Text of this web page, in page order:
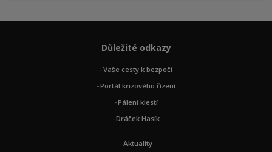
Důležité odkazy
Vaše cesty k bezpečí
Portál krizového řízení
Pálení klestí
Dráček Hasík
Aktuality